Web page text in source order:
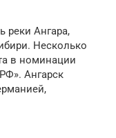
реки Ангара,
Несколько
в номинации
Ангарск